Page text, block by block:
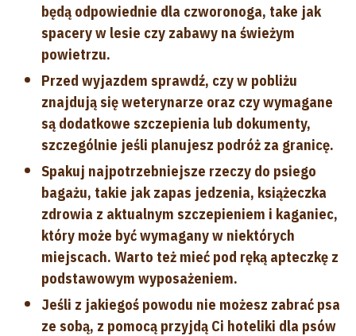
będą odpowiednie dla czworonoga, take jak
spacery w lesie czy zabawy na świeżym
powietrzu.
Przed wyjazdem sprawdź, czy w pobliżu
znajdują się weterynarze oraz czy wymagane
są dodatkowe szczepienia lub dokumenty,
szczególnie jeśli planujesz podróż za granicę.
Spakuj najpotrzebniejsze rzeczy do psiego
bagażu, takie jak zapas jedzenia, książeczka
zdrowia z aktualnym szczepieniem i kaganiec,
który może być wymagany w niektórych
miejscach. Warto też mieć pod ręką apteczkę z
podstawowym wyposażeniem.
Jeśli z jakiegoś powodu nie możesz zabrać psa
ze sobą, z pomocą przyjdą Ci hoteliki dla psów